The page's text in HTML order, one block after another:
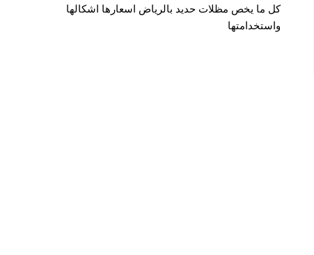
كل ما يخص مظلات حديد بالرياض اسعارها اشكالها
واستخدامتها